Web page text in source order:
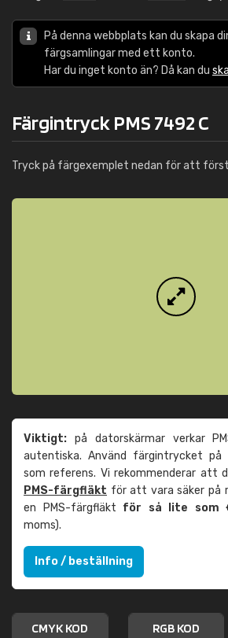
På denna webbplats kan du skapa
färgsamlingar med ett konto.
Har du inget konto än? Då kan du
Färgintryck PMS 7492 C
Tryck på färgexemplet nedan för att
Viktigt: på datorskärmar verkar
autentiska. Använd färgintrycket på
som referens. Vi rekommenderar att
PMS-färgfläkt för att vara säker på
en PMS-färgfläkt för så lite som
moms).
Info / beställning
CMYK KOD RGB KOD